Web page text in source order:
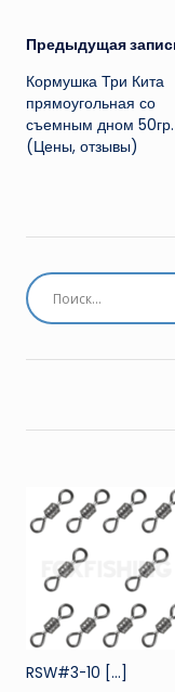
записи
Предыдущая
Кормушка Три Кита
прямоугольная со
съемным дном 50гр.
(Цены, отзывы)
RSW#3-10 […]